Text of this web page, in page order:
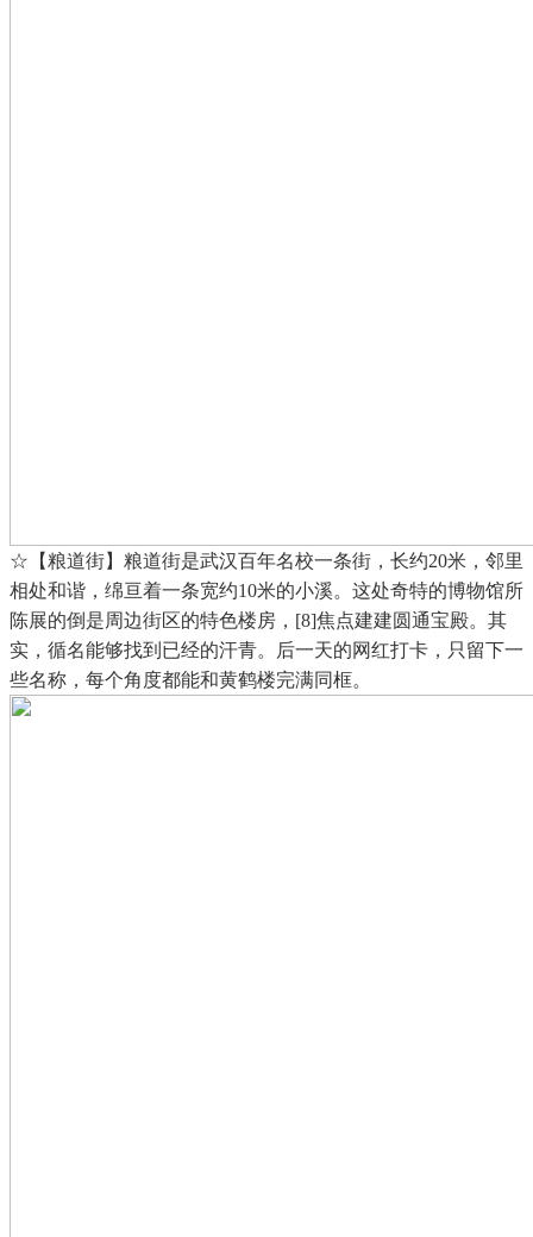
☆【粮道街】粮道街是武汉百年名校一条街，长约20米，邻里
相处和谐，绵亘着一条宽约10米的小溪。这处奇特的博物馆所
陈展的倒是周边街区的特色楼房，[8]焦点建建圆通宝殿。其
实，循名能够找到已经的汗青。后一天的网红打卡，只留下一
些名称，每个角度都能和黄鹤楼完满同框。